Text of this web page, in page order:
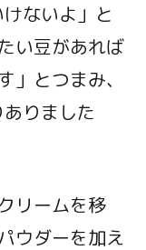
ないよ」と
い豆があれば
」とつまみ、
りました
リームを移
ウダーを加え